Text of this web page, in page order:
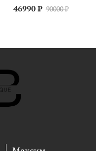
46990 ₽ 90000 ₽